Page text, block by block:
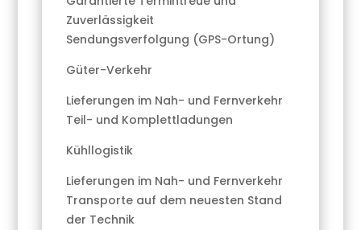
Zuverlässigkeit
Sendungsverfolgung (GPS-Ortung)
Güter-Verkehr
Lieferungen im Nah- und Fernverkehr
Teil- und Komplettladungen
Kühllogistik
Lieferungen im Nah- und Fernverkehr
Transporte auf dem neuesten Stand
der Technik